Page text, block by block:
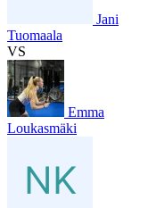
Jani
Tuomaala
VS
Emma
Loukasmäki